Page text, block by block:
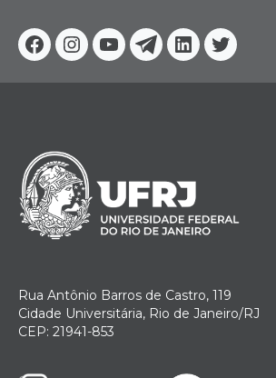
Facebook
Instagram
YoutubeTelegram
Linkedin
Twitter
Rua Antônio Barros de Castro, 119
Cidade Universitária, Rio de Janeiro/RJ
CEP: 21941-853